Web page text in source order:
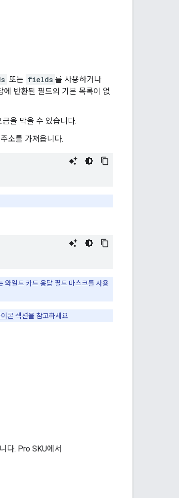
또는 fields 를 사용하거나
반환된 필드의 기본 목록이 없
을 막을 수 있습니다.
소를 가져옵니다.
와일드 카드 응답 필드 마스크를 사용
콘 섹션을 참고하세요.
다. Pro SKU에서